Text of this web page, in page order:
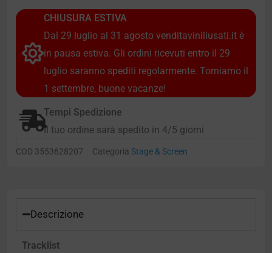
CHIUSURA ESTIVA
Dal 29 luglio al 31 agosto venditaviniliusati.it è
in pausa estiva. Gli ordini ricevuti entro il 29
luglio saranno spediti regolarmente. Torniamo il
1 settembre, buone vacanze!
Tempi Spedizione
Il tuo ordine sarà spedito in 4/5 giorni
COD 3553628207 Categoria Stage & Screen
Descrizione
Tracklist